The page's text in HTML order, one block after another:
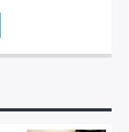
şi provocărilor